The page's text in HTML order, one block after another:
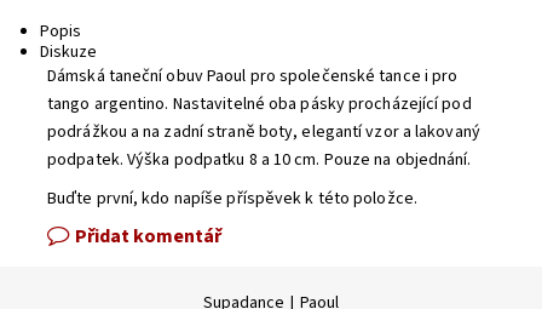
Popis
Diskuze
Dámská taneční obuv Paoul pro společenské tance i pro
tango argentino. Nastavitelné oba pásky procházející pod
podrážkou a na zadní straně boty, elegantí vzor a lakovaný
podpatek. Výška podpatku 8 a 10 cm. Pouze na objednání.
Buďte první, kdo napíše příspěvek k této položce.
Přidat komentář
Supadance | Paoul